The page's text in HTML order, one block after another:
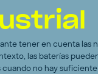
tener en cuenta las
las baterías
no hay